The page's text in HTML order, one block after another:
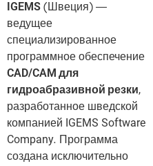
IGEMS (Швеция) —
ведущее
специализированное
программное обеспечение
CAD/CAM для
гидроабразивной резки,
разработанное шведской
компанией IGEMS Software
Company. Программа
создана исключительно